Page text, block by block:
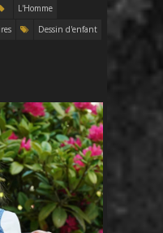
L'Homme
Dessin d'enfant